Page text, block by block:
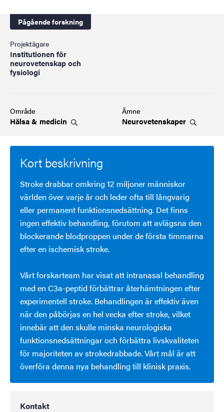
Pågående forskning
Projektägare
Institutionen för
neurovetenskap och
fysiologi
Område
Hälsa & medicin
Ämne
Neurovetenskaper
Kort beskrivning
Stroke drabbar omkring 12 miljoner människor
världen över varje år och leder ofta till långvarig
eller permanent funktionsnedsättning. Det finns
ingen effektiv behandling, förutom att avlägsna den
blockerande blodproppen under de första timmarna
efter en ischemisk stroke.
Vårt forskarteam har visat att intranasal behandling
med en C3a-peptid förbättrar återhämtningen efter
experimentell stroke. Behandlingen är effektiv även
när den påbörjas en hel vecka efter stroke, vilket
innebär att den skulle minska neurologiska
funktionsnedsättningar och förbättra livskvaliteten
för majoriteten av strokedrabbade. Vårt mål är att
överföra denna nya behandling till klinisk praxis.
Kontakt